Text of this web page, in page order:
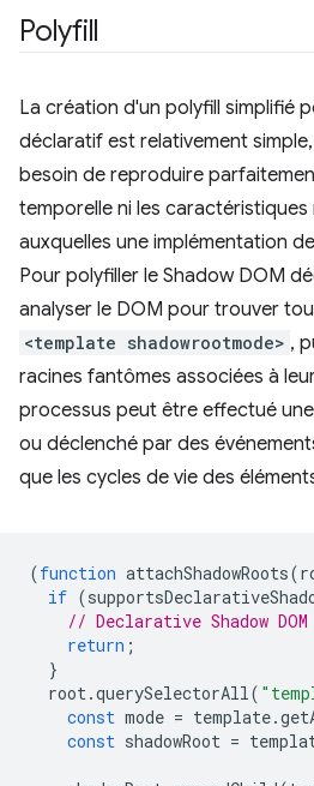
Polyfill
La création d'un polyfill simplifié
déclaratif est relativement
besoin de reproduire
temporelle ni les caractéristiques
auxquelles une implémentation
Pour polyfiller le Shadow DOM
analyser le DOM pour trouver
<template shadowrootmode> ,
racines fantômes associées à
processus peut être effectué
ou déclenché par des
que les cycles de vie des
(function attachShadowRoots(
if (
// Declarative Shadow
return ;
}
root.querySelectorAll(
const mode = template.
const shadowRoot =